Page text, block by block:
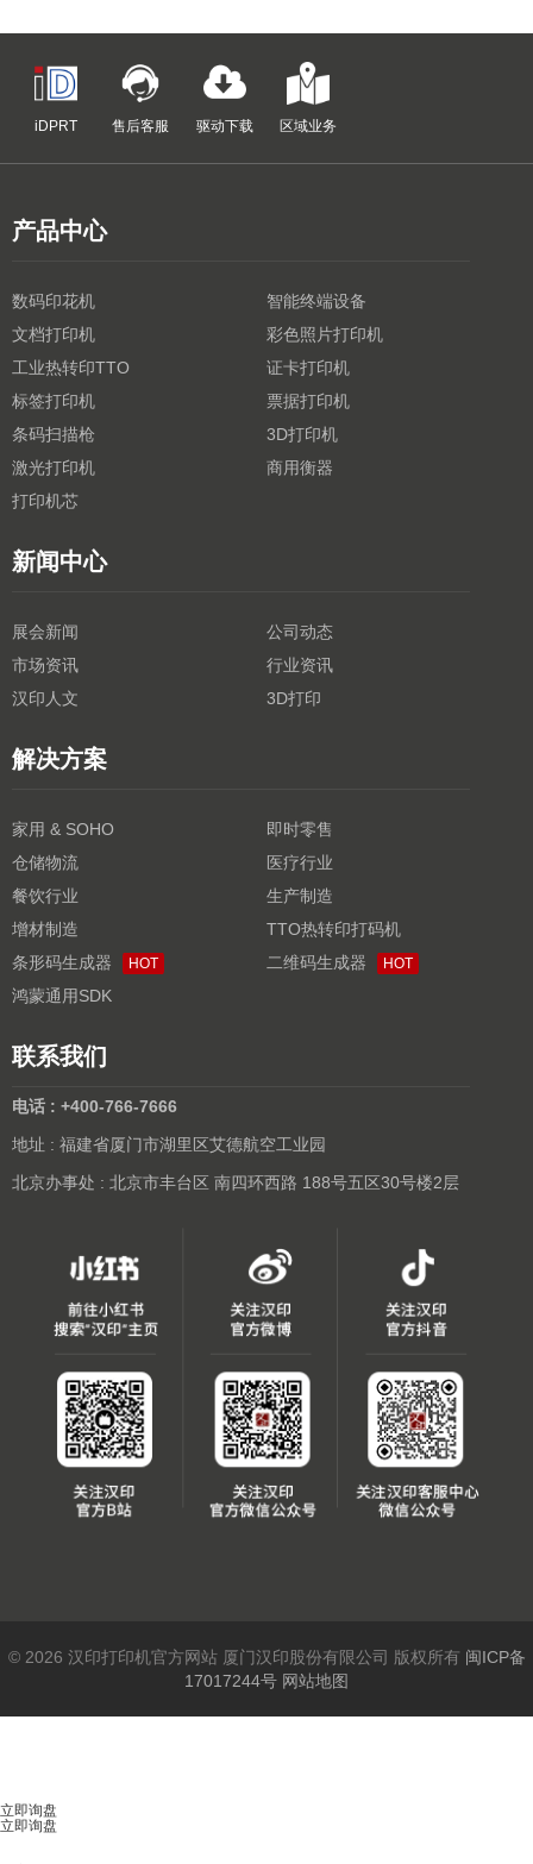
iDPRT 售后客服 驱动下载 区域业务
产品中心
数码印花机
智能终端设备
文档打印机
彩色照片打印机
工业热转印TTO
证卡打印机
标签打印机
票据打印机
条码扫描枪
3D打印机
激光打印机
商用衡器
打印机芯
新闻中心
展会新闻
公司动态
市场资讯
行业资讯
汉印人文
3D打印
解决方案
家用 & SOHO
即时零售
仓储物流
医疗行业
餐饮行业
生产制造
增材制造
TTO热转印打码机
条形码生成器
HOT 二维码生成器 HOT
鸿蒙通用SDK
联系我们
电话 : +400-766-7666
地址 : 福建省厦门市湖里区艾德航空工业园
北京办事处 : 北京市丰台区 南四环西路 188号五区30号楼2层
© 2026 汉印打印机官方网站 厦门汉印股份有限公司 版权所有 闽ICP备
17017244号 网站地图
立即询盘
立即询盘